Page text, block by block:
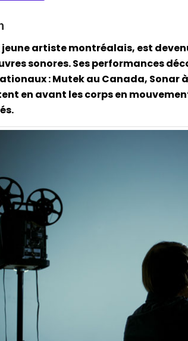
artiste montréalais, est
sonores. Ses performances
: Mutek au Canada, Sonar
en avant les corps en